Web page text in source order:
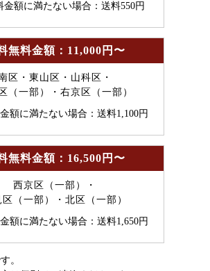
金額に満たない場合：送料550円
無料金額：11,000円〜
区・東山区・山科区・
（一部）・右京区（一部）
額に満たない場合：送料1,100円
無料金額：16,500円〜
西京区（一部）・
（一部）・北区（一部）
額に満たない場合：送料1,650円
。